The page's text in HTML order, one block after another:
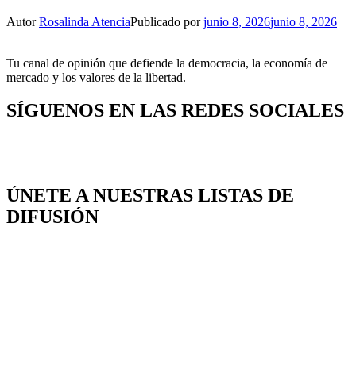
AutorRosalinda AtenciaPublicado porjunio 8, 2026junio 8, 2026
Tu canal de opinión que defiende la democracia, la economía de
mercado y los valores de la libertad.
SÍGUENOS EN LAS REDES SOCIALES
ÚNETE A NUESTRAS LISTAS DE
DIFUSIÓN